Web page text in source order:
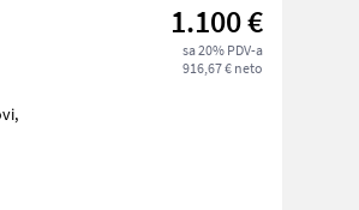
1.100 €
sa 20% PDV-a
916,67 € neto